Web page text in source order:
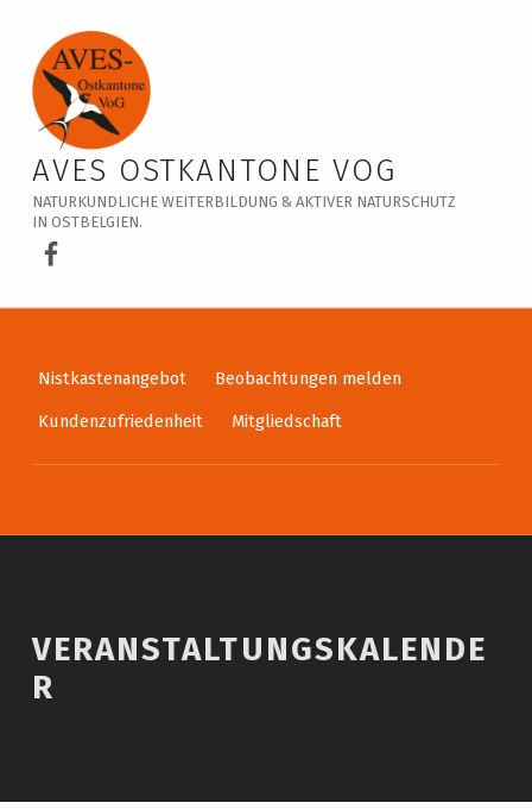
Veranstaltungskalender – AVES Ostkantone VoG
AVES OSTKANTONE VOG
NATURKUNDLICHE WEITERBILDUNG & AKTIVER NATURSCHUTZ
IN OSTBELGIEN.
AVES Ostkantone bei Facebook
Nistkastenangebot
Beobachtungen melden
Kundenzufriedenheit
Mitgliedschaft
VERANSTALTUNGSKALENDE
R